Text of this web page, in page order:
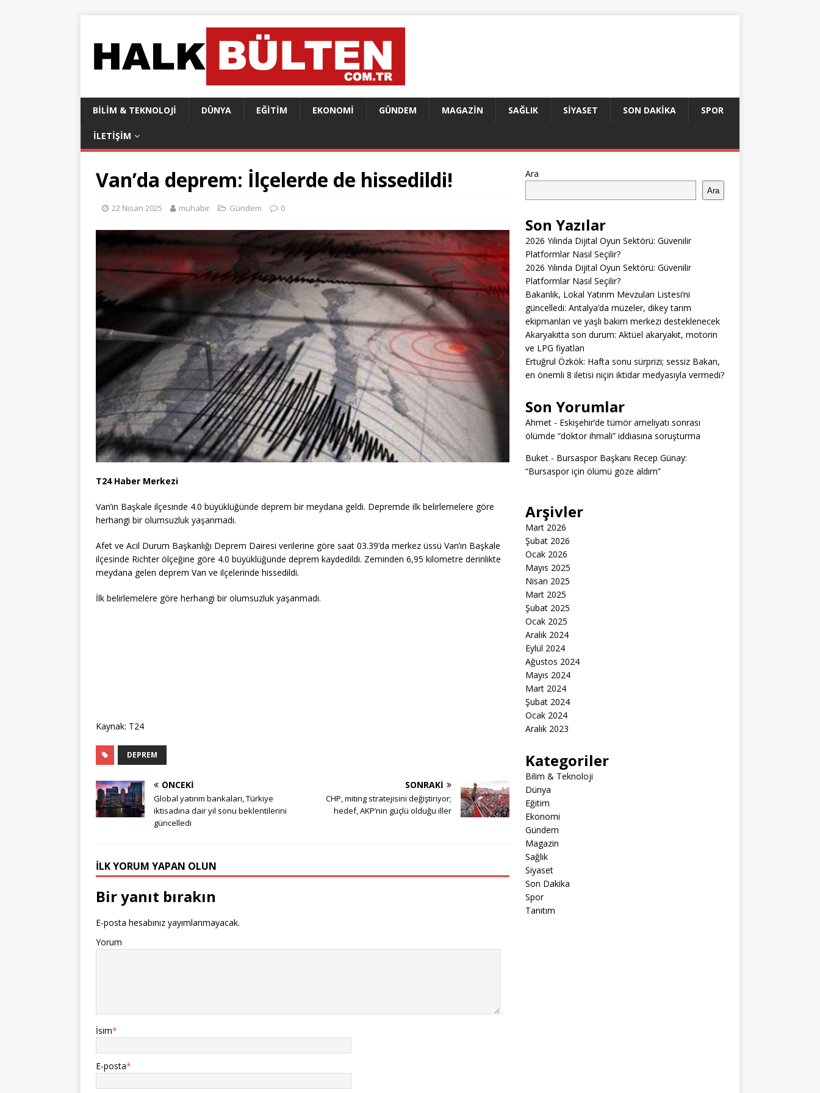
BILIM & TEKNOLOJI DÜNYA EĞITIM EKONOMI GÜNDEM MAGAZIN SAĞLIK SIYASET SON DAKIKA SPOR
İLETIŞIM
Van’da deprem: İlçelerde de hissedildi!
22 Nisan 2025 muhabir Gündem 0
T24 Haber Merkezi
Van’ın Başkale ilçesinde 4.0 büyüklüğünde deprem bir meydana geldi. Depremde ilk belirlemelere göre
herhangi bir olumsuzluk yaşanmadı.
Afet ve Acil Durum Başkanlığı Deprem Dairesi verilerine göre saat 03.39’da merkez üssü Van’ın Başkale
ilçesinde Richter ölçeğine göre 4.0 büyüklüğünde deprem kaydedildi. Zeminden 6,95 kilometre derinlikte
meydana gelen deprem Van ve ilçelerinde hissedildi.
İlk belirlemelere göre herhangi bir olumsuzluk yaşanmadı.
Kaynak: T24
DEPREM
ÖNCEKI
Global yatırım bankaları, Türkiye
iktisadına dair yıl sonu beklentilerini
güncelledi
SONRAKI
CHP, miting stratejisini değiştiriyor;
hedef, AKP’nin güçlü olduğu iller
İLK YORUM YAPAN OLUN
Bir yanıt bırakın
E-posta hesabınız yayımlanmayacak.
Yorum
İsim*
E-posta*
Ara
Ara
Son Yazılar
2026 Yılında Dijital Oyun Sektörü: Güvenilir
Platformlar Nasıl Seçilir?
2026 Yılında Dijital Oyun Sektörü: Güvenilir
Platformlar Nasıl Seçilir?
Bakanlık, Lokal Yatırım Mevzuları Listesi’ni
güncelledi: Antalya’da müzeler, dikey tarım
ekipmanları ve yaşlı bakım merkezi desteklenecek
Akaryakıtta son durum: Aktüel akaryakıt, motorin
ve LPG fiyatları
Ertuğrul Özkök: Hafta sonu sürprizi; sessiz Bakan,
en önemli 8 iletisi niçin iktidar medyasıyla vermedi?
Son Yorumlar
Ahmet- Eskişehir’de tümör ameliyatı sonrası
ölümde “doktor ihmali” iddiasına soruşturma
Buket- Bursaspor Başkanı Recep Günay:
“Bursaspor için ölümü göze aldım”
Arşivler
Mart 2026
Şubat 2026
Ocak 2026
Mayıs 2025
Nisan 2025
Mart 2025
Şubat 2025
Ocak 2025
Aralık 2024
Eylül 2024
Ağustos 2024
Mayıs 2024
Mart 2024
Şubat 2024
Ocak 2024
Aralık 2023
Kategoriler
Bilim & Teknoloji
Dünya
Eğitim
Ekonomi
Gündem
Magazin
Sağlık
Siyaset
Son Dakika
Spor
Tanıtım